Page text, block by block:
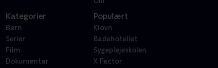
Kategorier
Børn
Serier
Film
Dokumentar
Populært
Klovn
Badehotellet
Sygeplejeskolen
X Factor